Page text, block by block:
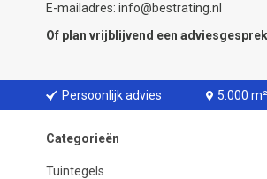
E-mailadres: info@bestrating.nl
Of plan vrijblijvend een adviesgesprek
Persoonlijk advies 5.000
Categorieën
Tuintegels